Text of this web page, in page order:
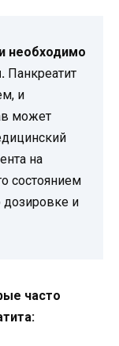
необходимо
Панкреатит
и
может
на
состоянием
дозировке и
часто